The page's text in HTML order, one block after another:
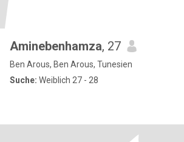
Aminebenhamza, 27
Ben Arous, Ben Arous, Tunesien
Suche: Weiblich 27 - 28